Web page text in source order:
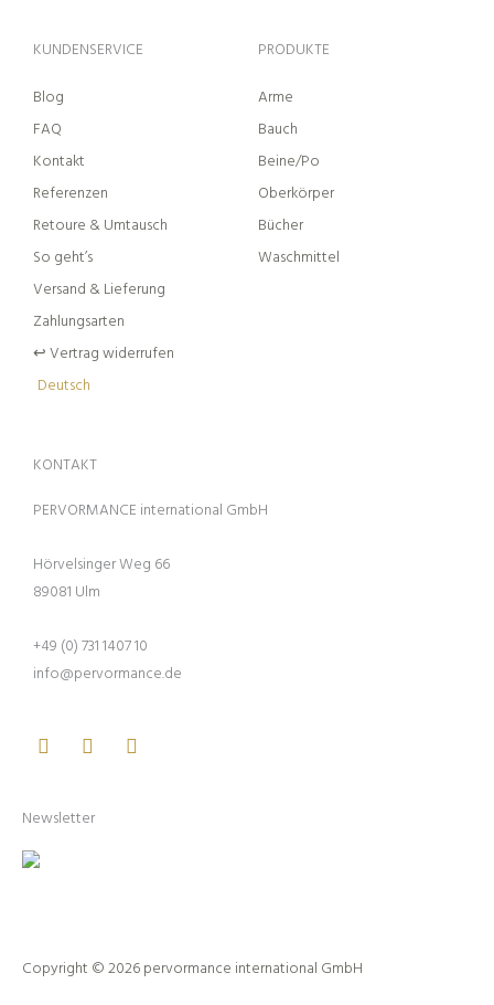
KUNDENSERVICE
Blog
FAQ
Kontakt
Referenzen
Retoure & Umtausch
So geht’s
Versand & Lieferung
Zahlungsarten
↩︎ Vertrag widerrufen
Deutsch
PRODUKTE
Arme
Bauch
Beine/Po
Oberkörper
Bücher
Waschmittel
KONTAKT
PERVORMANCE international GmbH
Hörvelsinger Weg 66
89081 Ulm
+49 (0) 731 1407 10
info@pervormance.de
FacebookYoutubeInstagram
Newsletter
Copyright © 2026 pervormance international GmbH